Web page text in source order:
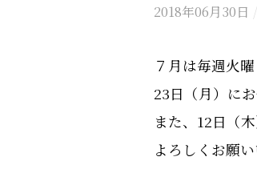
2018年06月30日 /
７月は毎週火
23日（月）に
また、12日（
よろしくお願い